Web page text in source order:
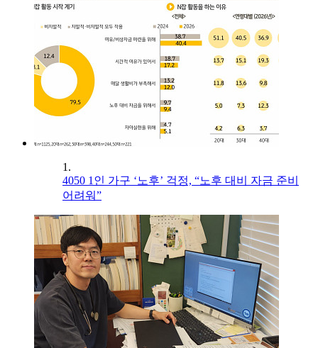
1.
4050 1인 가구 ‘노후’ 걱정, “노후 대비 자금 준비
어려워”